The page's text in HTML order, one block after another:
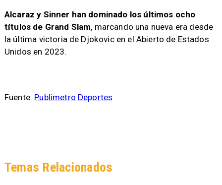
Alcaraz y Sinner han dominado los últimos ocho
títulos de Grand Slam, marcando una nueva era desde
la última victoria de Djokovic en el Abierto de Estados
Unidos en 2023.
Fuente: Publimetro Deportes
Temas Relacionados